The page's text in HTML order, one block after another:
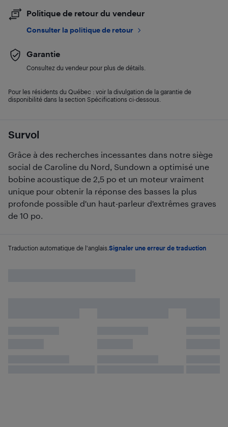
Survol
Grâce à des recherches incessantes dans notre siège
social de Caroline du Nord, Sundown a optimisé une
bobine acoustique de 2,5 po et un moteur vraiment
unique pour obtenir la réponse des basses la plus
profonde possible d'un haut-parleur d'extrêmes graves
de 10 po.
Traduction automatique de l'anglais. Signaler une erreur de traduction
Politique de retour du vendeur
Consulter la politique de retour
Garantie
Consultez du vendeur pour plus de détails.
Pour les résidents du Québec : voir la divulgation de la garantie de
disponibilité dans la section Spécifications ci-dessous.